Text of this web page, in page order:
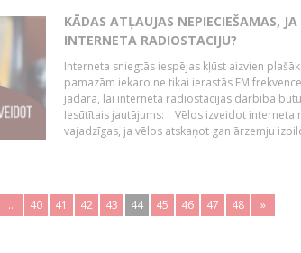
KĀDAS ATĻAUJAS NEPIECIEŠAMAS,
INTERNETA RADIOSTACIJU?
Interneta sniegtās iespējas kļūst aizvien
pamazām iekaro ne tikai ierastās FM
jādara, lai interneta radiostacijas darbība
Iesūtītais jautājums: Vēlos izveidot interneta
vajadzīgas, ja vēlos atskaņot gan ārzemju
.. 40 41 42 43 44 45 46 47 48 »